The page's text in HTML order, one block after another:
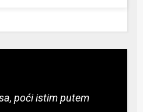
poći istim putem